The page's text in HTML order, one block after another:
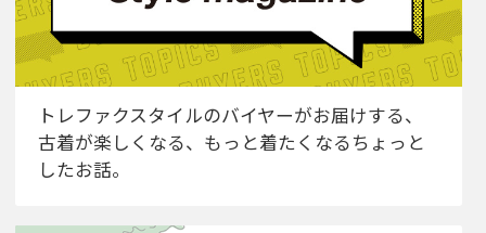
トレファクスタイルのバイヤーがお届けする、
古着が楽しくなる、もっと着たくなるちょっと
したお話。